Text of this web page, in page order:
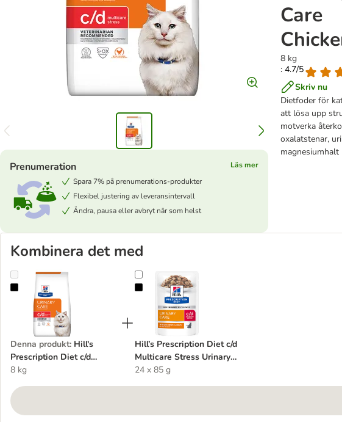
Care
8 kg
: 4.7/5
Skriv nu
Dietfoder för
att lösa upp
motverka
oxalatstenar,
magnesiumhalt
Prenumeration
Läs mer
Spara 7% på prenumerations-produkter
Flexibel justering av leveransintervall
Ändra, pausa eller avbryt när som helst
Kombinera det med
Hill's Prescription Diet c/d Multicare Stress Urinary Care Chicken
Denna produkt: Hill's
Prescription Diet c/d
Multicare Stress Urinary
8 kg
Hill’s Prescription Diet c/d Multicare Stress Urinary
Hill’s Prescription Diet c/d
Multicare Stress Urinary
Care Chicken
24 x 85 g